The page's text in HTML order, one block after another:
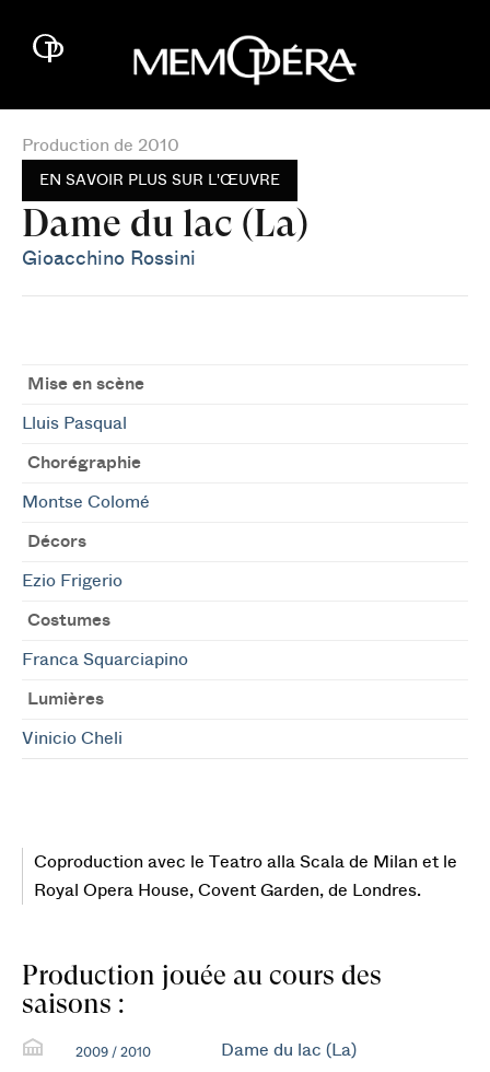
Production de 2010
EN SAVOIR PLUS SUR L'ŒUVRE
Dame du lac (La)
Gioacchino Rossini
Mise en scène
Lluis Pasqual
Chorégraphie
Montse Colomé
Décors
Ezio Frigerio
Costumes
Franca Squarciapino
Lumières
Vinicio Cheli
Coproduction avec le Teatro alla Scala de Milan et le
Royal Opera House, Covent Garden, de Londres.
Production jouée au cours des
saisons :
2009 / 2010 Dame du lac (La)